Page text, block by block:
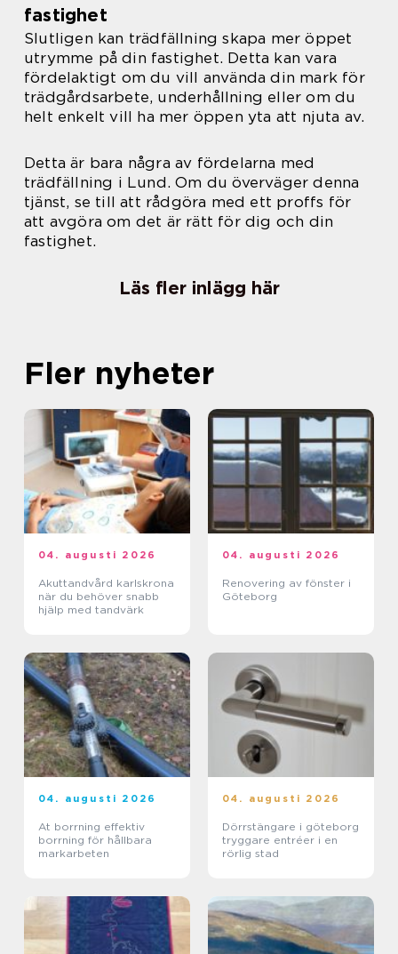
fastighet
Slutligen kan trädfällning skapa mer öppet
utrymme på din fastighet. Detta kan vara
fördelaktigt om du vill använda din mark för
trädgårdsarbete, underhållning eller om du
helt enkelt vill ha mer öppen yta att njuta av.
Detta är bara några av fördelarna med
trädfällning i Lund. Om du överväger denna
tjänst, se till att rådgöra med ett proffs för
att avgöra om det är rätt för dig och din
fastighet.
Läs fler inlägg här
Fler nyheter
04. augusti 2026
Akuttandvård karlskrona
när du behöver snabb
hjälp med tandvärk
04. augusti 2026
Renovering av fönster i
Göteborg
04. augusti 2026
At borrning effektiv
borrning för hållbara
markarbeten
04. augusti 2026
Dörrstängare i göteborg
tryggare entréer i en
rörlig stad